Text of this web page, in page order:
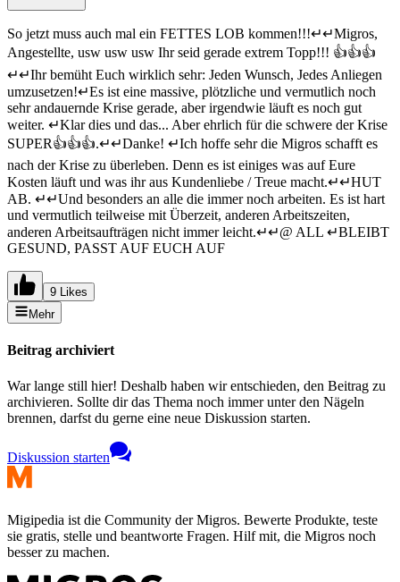
So jetzt muss auch mal ein FETTES LOB kommen!!!↵↵Migros,
Angestellte, usw usw usw Ihr seid gerade extrem Topp!!! 👍👍👍
↵↵Ihr bemüht Euch wirklich sehr: Jeden Wunsch, Jedes Anliegen
umzusetzen!↵Es ist eine massive, plötzliche und vermutlich noch
sehr andauernde Krise gerade, aber irgendwie läuft es noch gut
weiter. ↵Klar dies und das... Aber ehrlich für die schwere der Krise
SUPER👍👍👍.↵↵Danke! ↵Ich hoffe sehr die Migros schafft es
nach der Krise zu überleben. Denn es ist einiges was auf Eure
Kosten läuft und was ihr aus Kundenliebe / Treue macht.↵↵HUT
AB. ↵↵Und besonders an alle die immer noch arbeiten. Es ist hart
und vermutlich teilweise mit Überzeit, anderen Arbeitszeiten,
anderen Arbeitsaufträgen nicht immer leicht.↵↵@ ALL ↵BLEIBT
GESUND, PASST AUF EUCH AUF
9 Likes
Mehr
Beitrag archiviert
War lange still hier! Deshalb haben wir entschieden, den Beitrag zu
archivieren. Sollte dir das Thema noch immer unter den Nägeln
brennen, darfst du gerne eine neue Diskussion starten.
Diskussion starten
Migipedia ist die Community der Migros. Bewerte Produkte, teste
sie gratis, stelle und beantworte Fragen. Hilf mit, die Migros noch
besser zu machen.